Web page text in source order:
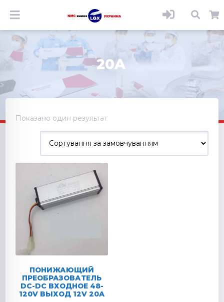
20A
Показано один результат
ПОНИЖАЮЩИЙ
ПРЕОБРАЗОВАТЕЛЬ
DC-DC ВХОДНОЕ 48-
120V ВЫХОД 12V 20A